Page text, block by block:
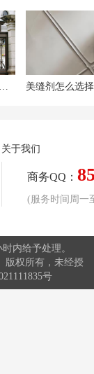
铁艺门的主要材质是什么?铁艺门该怎么保养
关于我们
商务QQ：
(服务时间周一
内给予处理。
版权所有，未经授
号